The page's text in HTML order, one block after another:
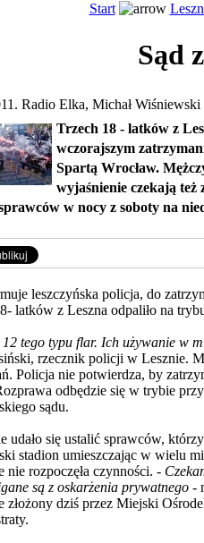
Start
Sąd
Radio Elka, Michał Wiśniewski
Trzech 18 - latków z
wczorajszym
Spartą Wrocław.
wyjaśnienie czekają też
w nocy z soboty na
leszczyńska policja, do
latków z Leszna odpaliło na
12 tego typu flar. Ich używanie w
rzecznik policji w Lesznie.
Policja nie potwierdza, by
odbędzie się w trybie
sądu.
udało się ustalić sprawców,
stadion umieszczając w wielu
nie rozpoczęła czynności. -
są z oskarżenia prywatnego -
złożony dziś przez Miejski